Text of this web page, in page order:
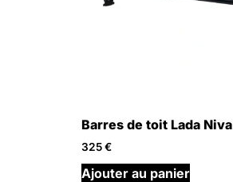
Barres de toit Lada Niva
325€
Ajouter au panier